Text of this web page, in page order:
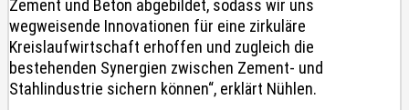
Zement und Beton abgebildet, sodass wir uns
wegweisende Innovationen für eine zirkuläre
Kreislaufwirtschaft erhoffen und zugleich die
bestehenden Synergien zwischen Zement- und
Stahlindustrie sichern können“, erklärt Nühlen.